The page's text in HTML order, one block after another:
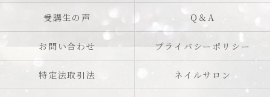
受講生の声 Q＆A
お問い合わせ プライバシーポリシー
特定法取引法 ネイルサロン